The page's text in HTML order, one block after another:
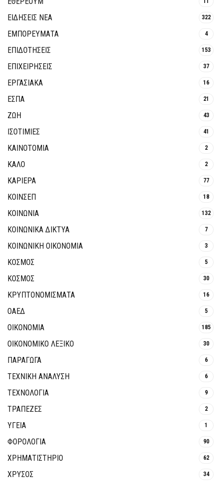
ΕΙΔΗΣΕΙΣ ΝΕΑ 322
ΕΜΠΟΡΕΥΜΑΤΑ 4
ΕΠΙΔΟΤΗΣΕΙΣ 153
ΕΠΙΧΕΙΡΗΣΕΙΣ 37
ΕΡΓΑΣΙΑΚΑ 16
ΕΣΠΑ 21
ΖΩΗ 43
ΙΣΟΤΙΜΙΕΣ 41
ΚΑΙΝΟΤΟΜΊΑ 2
ΚΑΛΟ 2
ΚΑΡΙΕΡΑ 77
ΚΟΙΝΣΕΠ 18
ΚΟΙΝΩΝΙΑ 132
ΚΟΙΝΩΝΙΚΆ ΔΊΚΤΥΑ 7
ΚΟΙΝΩΝΙΚΉ ΟΙΚΟΝΟΜΊΑ 3
ΚΟΣΜΟΣ 5
ΚΟΣΜΟΣ 30
ΚΡΥΠΤΟΝΟΜΊΣΜΑΤΑ 16
ΟΑΕΔ 5
ΟΙΚΟΝΟΜΙΑ 185
ΟΙΚΟΝΟΜΙΚΟ ΛΕΞΙΚΟ 30
ΠΑΡΑΓΩΓΑ 6
ΤΕΧΝΙΚΗ ΑΝΑΛΥΣΗ 6
ΤΕΧΝΟΛΟΓΙΑ 9
ΤΡΆΠΕΖΕΣ 2
ΥΓΕΙΑ 1
ΦΟΡΟΛΟΓΙΑ 90
ΧΡΗΜΑΤΙΣΤΗΡΙΟ 62
ΧΡΥΣΟΣ 34